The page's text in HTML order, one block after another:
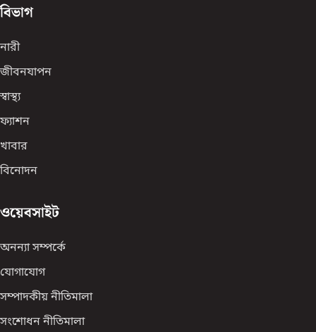
বিভাগ
নারী
জীবনযাপন
স্বাস্থ্য
ফ্যাশন
খাবার
বিনোদন
ওয়েবসাইট
অনন্যা সম্পর্কে
যোগাযোগ
সম্পাদকীয় নীতিমালা
সংশোধন নীতিমালা